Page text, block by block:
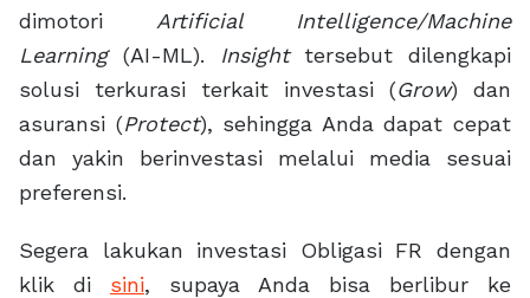
dimotori Artificial Intelligence/Machine
Learning(AI-ML). Insighttersebut dilengkapi
solusi terkurasi terkait investasi (Grow) dan
asuransi (Protect), sehingga Anda dapat cepat
dan yakin berinvestasi melalui media sesuai
preferensi.
Segera lakukan investasi Obligasi FR dengan
klik di sini, supaya Anda bisa berlibur ke